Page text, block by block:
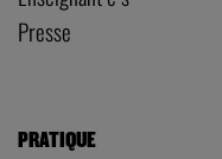
Presse
PRATIQUE